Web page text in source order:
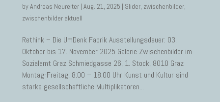
byAndreas Neureiter| Aug. 21, 2025 | Slider, zwischenbilder,
zwischenbilder aktuell
Rethink – Die UmDenk Fabrik Ausstellungsdauer: 03.
Oktober bis 17. November 2025 Galerie Zwischenbilder im
Sozialamt Graz Schmiedgasse 26, 1. Stock, 8010 Graz
Montag-Freitag, 8:00 – 18:00 Uhr Kunst und Kultur sind
starke gesellschaftliche Multiplikatoren...